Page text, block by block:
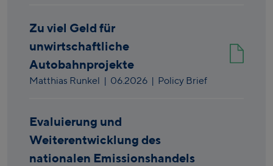
Zu viel Geld für
unwirtschaftliche
Autobahnprojekte
Matthias Runkel | 06.2026 | Policy Brief
Evaluierung und
Weiterentwicklung des
nationalen Emissionshandels